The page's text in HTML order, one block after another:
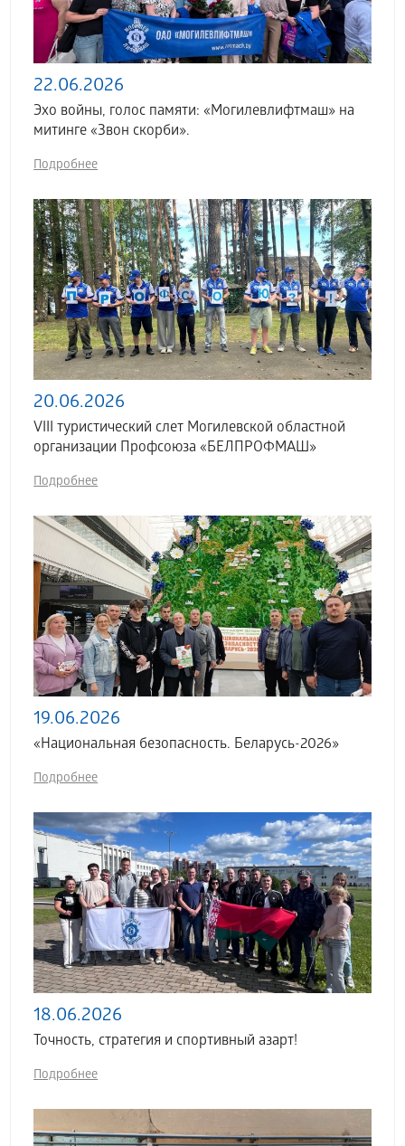
22.06.2026
Эхо войны, голос памяти: «Могилевлифтмаш» на
митинге «Звон скорби».
Подробнее
20.06.2026
VIII туристический слет Могилевской областной
организации Профсоюза «БЕЛПРОФМАШ»
Подробнее
19.06.2026
«Национальная безопасность. Беларусь-2026»
Подробнее
18.06.2026
Точность, стратегия и спортивный азарт!
Подробнее